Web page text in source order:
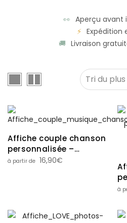
👀 Aperçu avant
⚡ Expédition
🚚 Livraison
Affiche couple chanson
personnalisée –
musique – mariage
16,90€